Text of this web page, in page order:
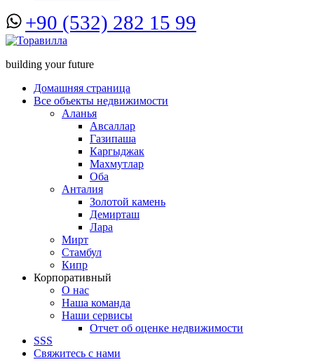
+90 (532) 282 15 99
building your future
Домашняя страница
Все объекты недвижимости
Аланья
Авсаллар
Газипаша
Каргыджак
Махмутлар
Оба
Анталия
Золотой камень
Демирташ
Лара
Мирт
Стамбул
Кипр
Корпоративный
О нас
Наша команда
Наши сервисы
Отчет об оценке недвижимости
SSS
Свяжитесь с нами